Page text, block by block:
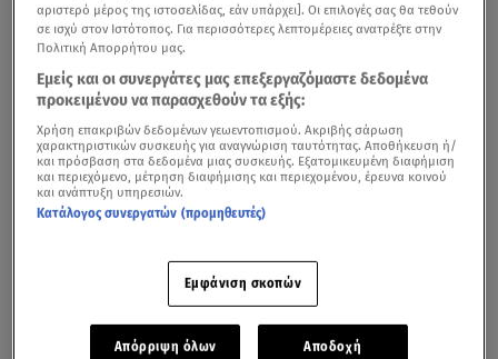
αριστερό μέρος της ιστοσελίδας, εάν υπάρχει]. Οι επιλογές σας θα τεθούν
σε ισχύ στον Ιστότοπος. Για περισσότερες λεπτομέρειες ανατρέξτε στην
Πολιτική Απορρήτου μας.
Εμείς και οι συνεργάτες μας επεξεργαζόμαστε δεδομένα
προκειμένου να παρασχεθούν τα εξής:
Χρήση επακριβών δεδομένων γεωεντοπισμού. Ακριβής σάρωση
χαρακτηριστικών συσκευής για αναγνώριση ταυτότητας. Αποθήκευση ή/
και πρόσβαση στα δεδομένα μιας συσκευής. Εξατομικευμένη διαφήμιση
και περιεχόμενο, μέτρηση διαφήμισης και περιεχομένου, έρευνα κοινού
και ανάπτυξη υπηρεσιών.
Κατάλογος συνεργατών (προμηθευτές)
Εμφάνιση σκοπών
Απόρριψη όλων Αποδοχή